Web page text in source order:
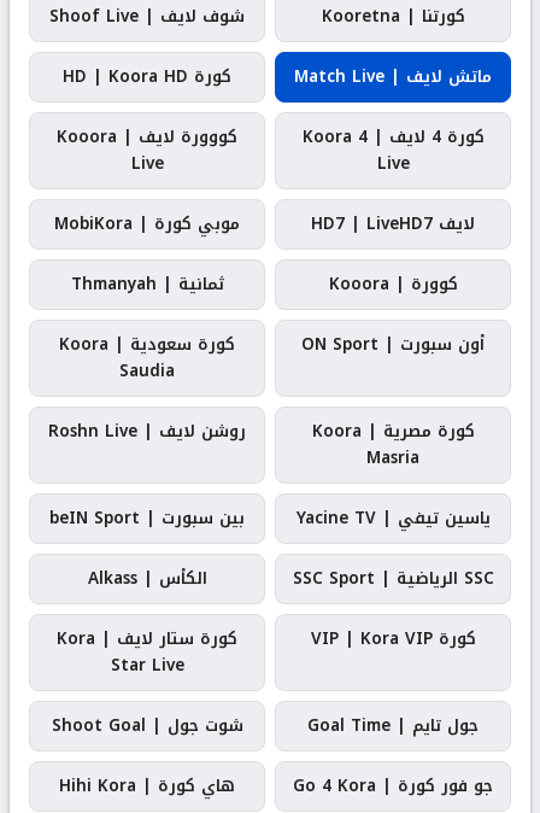
كورتنا | Kooretna
شوف لايف | Shoof Live
ماتش لايف | Match Live
كورة HD | Koora HD
كورة 4 لايف | Koora 4
Live
كووورة لايف | Kooora
Live
لايف HD7 | LiveHD7
موبي كورة | MobiKora
كوورة | Kooora
ثمانية | Thmanyah
أون سبورت | ON Sport
كورة سعودية | Koora
Saudia
كورة مصرية | Koora
Masria
روشن لايف | Roshn Live
ياسين تيفي | Yacine TV
بين سبورت | beIN Sport
SSC الرياضية | SSC Sport
الكأس | Alkass
كورة VIP | Kora VIP
كورة ستار لايف | Kora
Star Live
جول تايم | Goal Time
شوت جول | Shoot Goal
جو فور كورة | Go 4 Kora
هاي كورة | Hihi Kora